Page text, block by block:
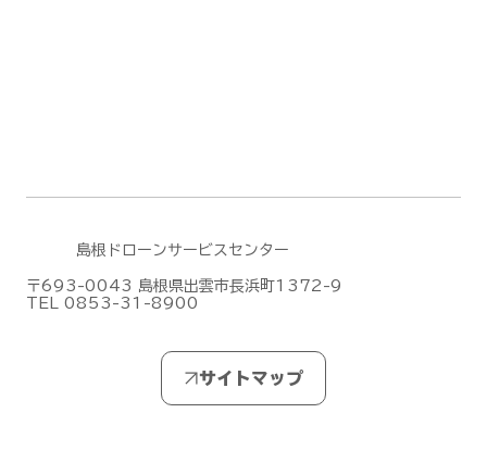
島根ドローンサービスセンター
〒693-0043 島根県出雲市長浜町1372-9
TEL 0853-31-8900